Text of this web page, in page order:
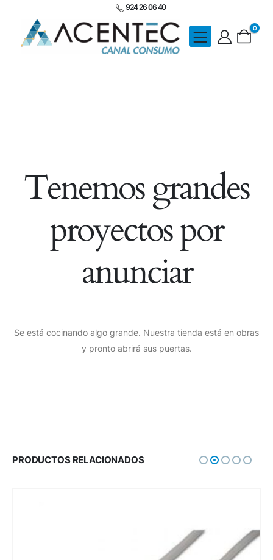
924 26 06 40
0
Tenemos grandes
proyectos por
anunciar
Se está cocinando algo grande. Nuestra tienda está en obras
y pronto abrirá sus puertas.
PRODUCTOS RELACIONADOS